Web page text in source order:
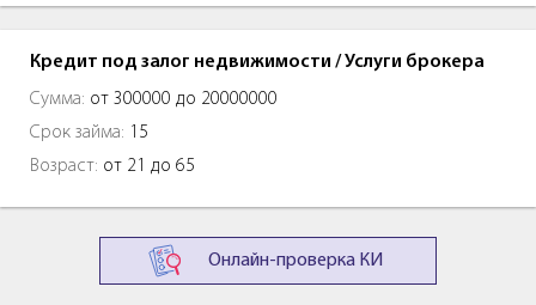
Кредит под залог недвижимости / Услуги брокера
Сумма: от 300000 до 20000000
Срок займа: 15
Возраст: от 21 до 65
Онлайн-проверка КИ